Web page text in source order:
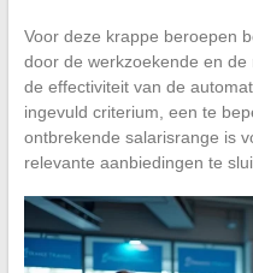
Voor deze krappe beroepen
door de werkzoekende en
de effectiviteit van de
ingevuld criterium, een te
ontbrekende salarisrange is
relevante aanbiedingen te